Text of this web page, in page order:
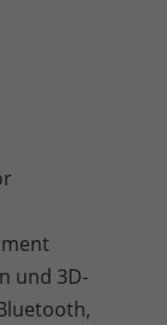
und 3D-